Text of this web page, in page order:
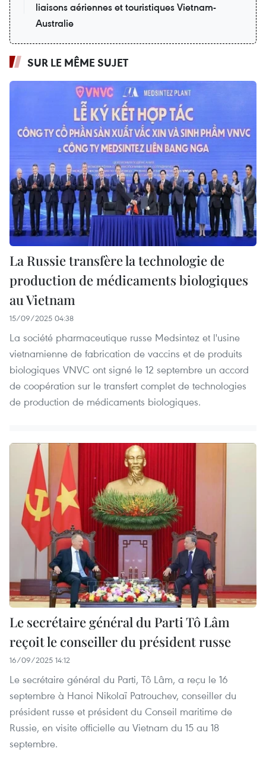
liaisons aériennes et touristiques Vietnam-
Australie
SUR LE MÊME SUJET
La Russie transfère la technologie de
production de médicaments biologiques
au Vietnam
15/09/2025 04:38
La société pharmaceutique russe Medsintez et l'usine
vietnamienne de fabrication de vaccins et de produits
biologiques VNVC ont signé le 12 septembre un accord
de coopération sur le transfert complet de technologies
de production de médicaments biologiques.
Le secrétaire général du Parti Tô Lâm
reçoit le conseiller du président russe
16/09/2025 14:12
Le secrétaire général du Parti, Tô Lâm, a reçu le 16
septembre à Hanoi Nikolaï Patrouchev, conseiller du
président russe et président du Conseil maritime de
Russie, en visite officielle au Vietnam du 15 au 18
septembre.